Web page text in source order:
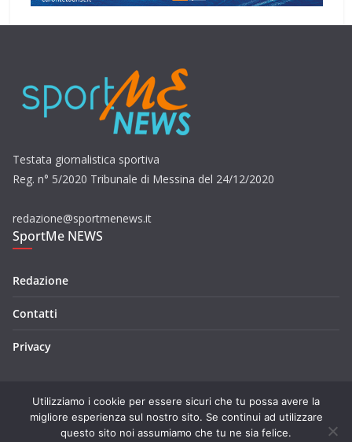
Testata giornalistica sportiva
Reg. n° 5/2020 Tribunale di Messina del 24/12/2020
redazione@sportmenews.it
SportMe NEWS
Redazione
Contatti
Privacy
Copyright © 2026SportMe NEWS. Tutti i diritti riservati.
Utilizziamo i cookie per essere sicuri che tu possa avere la
migliore esperienza sul nostro sito. Se continui ad utilizzare
questo sito noi assumiamo che tu ne sia felice.